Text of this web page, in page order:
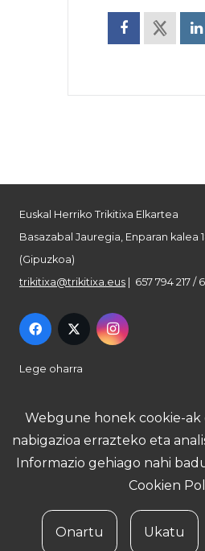
Euskal Herriko Trikitixa Elkartea
Basazabal Jauregia, Enparan kalea
(Gipuzkoa)
trikitixa@trikitixa.eus | 657 794 217
Lege oharra
Pribatutasun politika
Webgune honek cookie-
nabigazioa errazteko eta
Informazio gehiago nahi
Cookien
Onartu Ukatu